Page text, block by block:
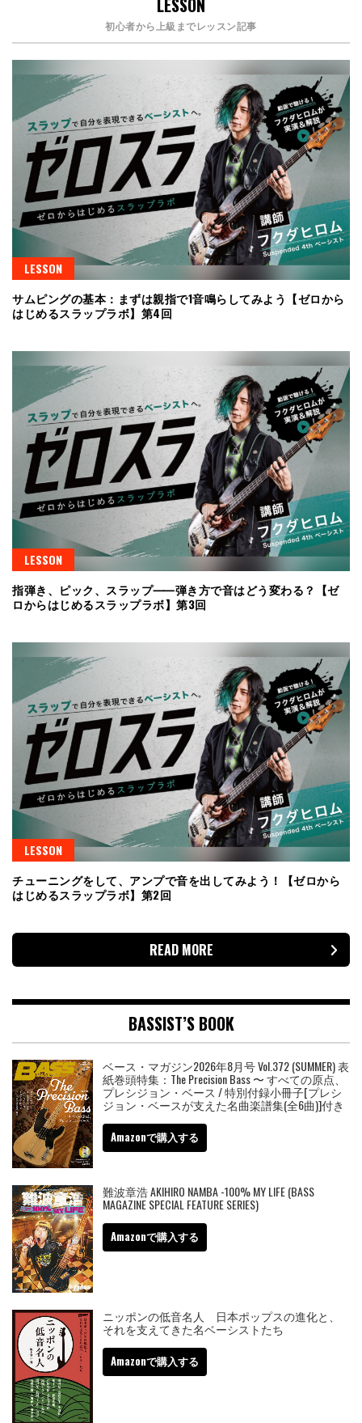
LESSON
初心者から上級までレッスン記事
LESSON
サムピングの基本：まずは親指で1音鳴らしてみよう【ゼロから
はじめるスラップラボ】第4回
LESSON
指弾き、ピック、スラップ⸺弾き方で音はどう変わる？【ゼ
ロからはじめるスラップラボ】第3回
LESSON
チューニングをして、アンプで音を出してみよう！【ゼロから
はじめるスラップラボ】第2回
READ MORE
BASSIST’S BOOK
ベース・マガジン2026年8月号 Vol.372 (SUMMER) 表
紙巻頭特集：The Precision Bass 〜 すべての原点、
プレシジョン・ベース / 特別付録小冊子[プレシ
ジョン・ベースが支えた名曲楽譜集(全6曲)]付き
Amazonで購入する
難波章浩 AKIHIRO NAMBA -100% MY LIFE (BASS
MAGAZINE SPECIAL FEATURE SERIES)
Amazonで購入する
ニッポンの低音名人 日本ポップスの進化と、
それを支えてきた名ベーシストたち
Amazonで購入する